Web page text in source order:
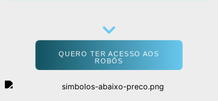
QUERO TER ACESSO AOS
ROBÔS